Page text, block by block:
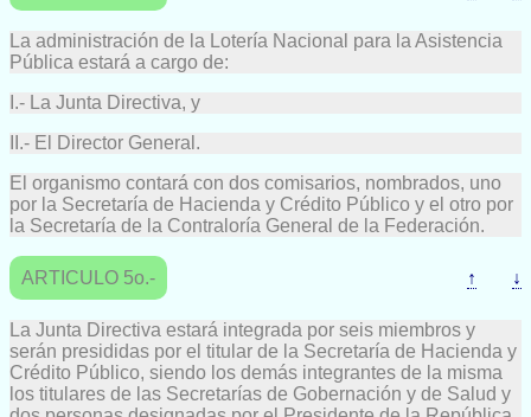
La administración de la Lotería Nacional para la Asistencia
Pública estará a cargo de:
I.- La Junta Directiva, y
II.- El Director General.
El organismo contará con dos comisarios, nombrados, uno
por la Secretaría de Hacienda y Crédito Público y el otro por
la Secretaría de la Contraloría General de la Federación.
ARTICULO 5o.- ↑ ↓
La Junta Directiva estará integrada por seis miembros y
serán presididas por el titular de la Secretaría de Hacienda y
Crédito Público, siendo los demás integrantes de la misma
los titulares de las Secretarías de Gobernación y de Salud y